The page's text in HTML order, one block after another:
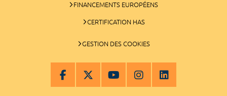
FINANCEMENTS EUROPÉENS
CERTIFICATION HAS
GESTION DES COOKIES